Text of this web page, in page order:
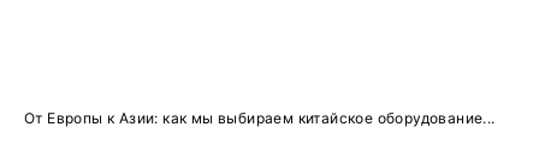
От Европы к Азии: как мы выбираем китайское оборудование...